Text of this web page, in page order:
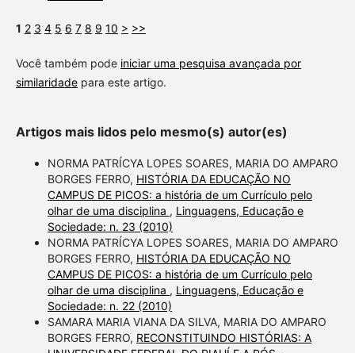
1 2 3 4 5 6 7 8 9 10 > >>
Você também pode iniciar uma pesquisa avançada por
similaridadepara este artigo.
Artigos mais lidos pelo mesmo(s) autor(es)
NORMA PATRÍCYA LOPES SOARES, MARIA DO AMPARO
BORGES FERRO, HISTÓRIA DA EDUCAÇÃO NO
CAMPUS DE PICOS: a história de um Currículo pelo
olhar de uma disciplina , Linguagens, Educação e
Sociedade: n. 23 (2010)
NORMA PATRÍCYA LOPES SOARES, MARIA DO AMPARO
BORGES FERRO, HISTÓRIA DA EDUCAÇÃO NO
CAMPUS DE PICOS: a história de um Currículo pelo
olhar de uma disciplina , Linguagens, Educação e
Sociedade: n. 22 (2010)
SAMARA MARIA VIANA DA SILVA, MARIA DO AMPARO
BORGES FERRO, RECONSTITUINDO HISTÓRIAS: A